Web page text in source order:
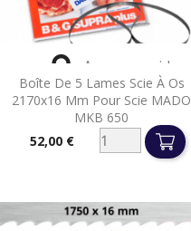
Boîte De 5 Lames Scie À Os
2170x16 Mm Pour Scie MADO
MKB 650
52,00 €
 Aperçu rapide